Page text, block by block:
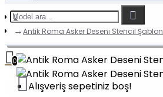
0
Alışveriş sepetiniz boş!
Antik Roma Asker Deseni Stencil Şablon